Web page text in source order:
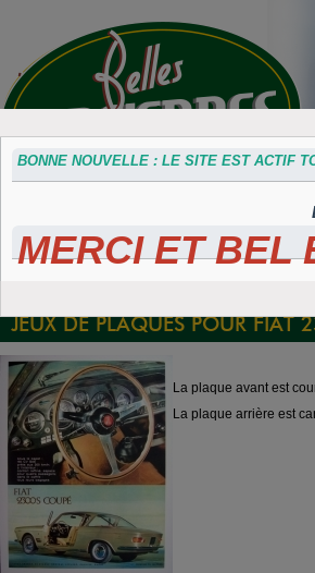
Accessoires
divers
Plaques 3D
Maillefaud et
Plaques
immatriculation
BONNE NOUVELLE : LE SITE EST ACTIF
MERCI ET BEL
JEUX DE PLAQUES POUR FIAT
La plaque avant est
La plaque arrière est